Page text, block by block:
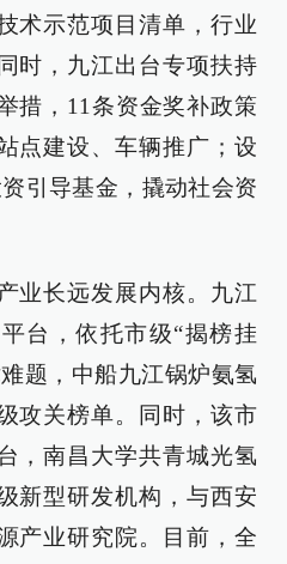
术示范项目清单，行业
时，九江出台专项扶持
措，11条资金奖补政策
点建设、车辆推广；设
引导基金，撬动社会资
业长远发展内核。九江
台，依托市级“揭榜挂
题，中船九江锅炉氨氢
攻关榜单。同时，该市
，南昌大学共青城光氢
新型研发机构，与西安
产业研究院。目前，全